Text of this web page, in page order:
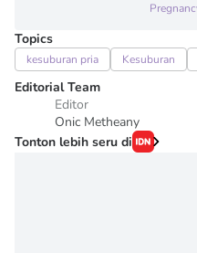
Topics
kesuburan pria Kesuburan
Editorial Team
Editor
Onic Metheany
Tonton lebih seru di